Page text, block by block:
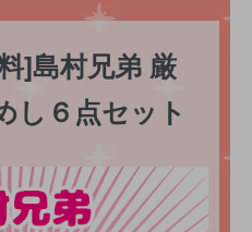
]島村兄弟 厳
し６点セット